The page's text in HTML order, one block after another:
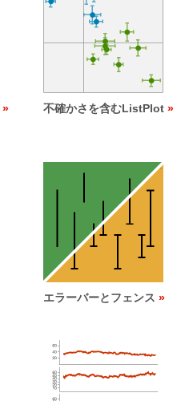
不確かさを含むListPlot
エラーバーとフェンス